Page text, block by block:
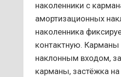
наколенники с
амортизационных
наколенника
контактную. Карманы
наклонным входом,
карманы, застёжка